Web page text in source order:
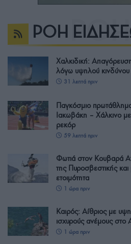
ΡΟΗ
Χαλκιδική:
λόγω υψηλού κινδύνου
31 λεπτά πριν
Παγκόσμιο
Ιακωβάκη – Χάλκινο
ρεκόρ
59 λεπτά πριν
Φωτιά στον Κουβαρά
της Πυροσβεστικής
ετοιμότητα
1 ώρα πριν
Καιρός: Αίθριος με
ισχυρούς ανέμους στο
1 ώρα πριν